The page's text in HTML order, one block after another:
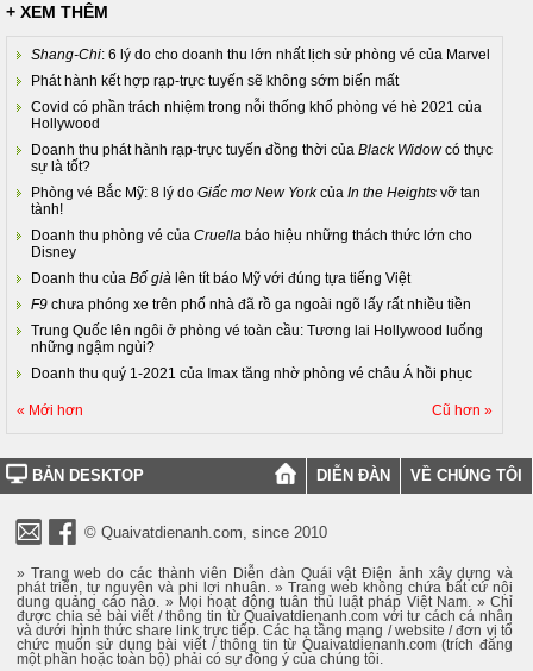
+ XEM THÊM
Shang-Chi: 6 lý do cho doanh thu lớn nhất lịch sử phòng vé của Marvel
Phát hành kết hợp rạp-trực tuyến sẽ không sớm biến mất
Covid có phần trách nhiệm trong nỗi thống khổ phòng vé hè 2021 của
Hollywood
Doanh thu phát hành rạp-trực tuyến đồng thời của Black Widowcó thực
sự là tốt?
Phòng vé Bắc Mỹ: 8 lý do Giấc mơ New Yorkcủa In the Heights vỡ tan
tành!
Doanh thu phòng vé của Cruella báo hiệu những thách thức lớn cho
Disney
Doanh thu của Bố già lên tít báo Mỹ với đúng tựa tiếng Việt
F9 chưa phóng xe trên phố nhà đã rồ ga ngoài ngõ lấy rất nhiều tiền
Trung Quốc lên ngôi ở phòng vé toàn cầu: Tương lai Hollywood luống
những ngậm ngùi?
Doanh thu quý 1-2021 của Imax tăng nhờ phòng vé châu Á hồi phục
« Mới hơn Cũ hơn »
BẢN DESKTOP DIỄN ĐÀN VỀ CHÚNG TÔI
© Quaivatdienanh.com, since 2010
» Trang web do các thành viên Diễn đàn Quái vật Điện ảnh xây dựng và
phát triển, tự nguyện và phi lợi nhuận. » Trang web không chứa bất cứ nội
dung quảng cáo nào. » Mọi hoạt động tuân thủ luật pháp Việt Nam. » Chỉ
được chia sẻ bài viết / thông tin từ Quaivatdienanh.com với tư cách cá nhân
và dưới hình thức share link trực tiếp. Các hạ tầng mạng / website / đơn vị tổ
chức muốn sử dụng bài viết / thông tin từ Quaivatdienanh.com (trích đăng
một phần hoặc toàn bộ) phải có sự đồng ý của chúng tôi.